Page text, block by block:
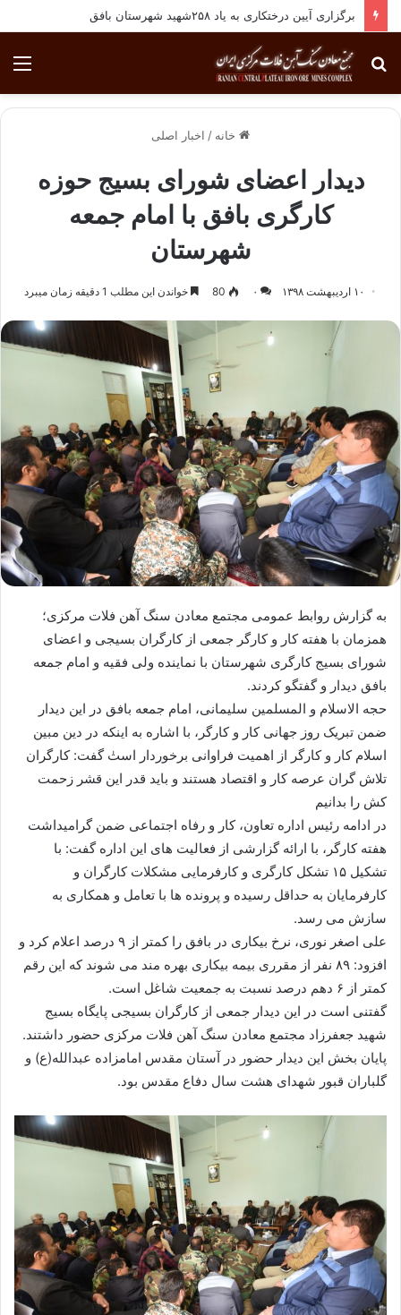
برگزاری آیین درختکاری به یاد ۲۵۸شهید شهرستان بافق
جستجو
برای
خانه / اخبار اصلی
دیدار اعضای شورای بسیج حوزه
کارگری بافق با امام جمعه
شهرستان
۱۰ اردیبهشت ۱۳۹۸ ۰ 80 خواندن این مطلب 1 دقیقه زمان میبرد
به گزارش روابط عمومی مجتمع معادن سنگ آهن فلات مرکزی؛
همزمان با هفته کار و کارگر جمعی از کارگران بسیجی و اعضای
شورای بسیج کارگری شهرستان با نماینده ولی فقیه و امام جمعه
بافق دیدار و گفتگو کردند.
حجه الاسلام و المسلمین سلیمانی، امام جمعه بافق در این دیدار
ضمن تبریک روز جهانی کار و کارگر، با اشاره به اینکه در دین مبین
اسلام کار و کارگر از اهمیت فراوانی برخوردار استٰ گفت: کارگران
تلاش گران عرصه کار و اقتصاد هستند و باید قدر این قشر زحمت
کش را بدانیم
در ادامه رئیس اداره تعاون، کار و رفاه اجتماعی ضمن گرامیداشت
هفته کارگر، با ارائه گزارشی از فعالیت های این اداره گفت: با
تشکیل ۱۵ تشکل کارگری و کارفرمایی مشکلات کارگران و
کارفرمایان به حداقل رسیده و پرونده ها با تعامل و همکاری به
سازش می رسد.
علی اصغر نوری، نرخ بیکاری در بافق را کمتر از ۹ درصد اعلام کرد و
افزود: ۸۹ نفر از مقرری بیمه بیکاری بهره مند می شوند که این رقم
کمتر از ۶ دهم درصد نسبت به جمعیت شاغل است.
گفتنی است در این دیدار جمعی از کارگران بسیجی پایگاه بسیج
شهید جعفرزاد مجتمع معادن سنگ آهن فلات مرکزی حضور داشتند.
پایان بخش این دیدار حضور در آستان مقدس امامزاده عبدالله(ع) و
گلباران قبور شهدای هشت سال دفاع مقدس بود.